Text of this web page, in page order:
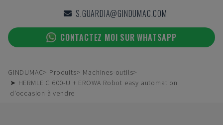
S.GUARDIA@GINDUMAC.COM
CONTACTEZ MOI SUR WHATSAPP
GINDUMAC Produits
Machines-outils
➤ HERMLE C 600-U + EROWA Robot easy automation
d'occasion à vendre